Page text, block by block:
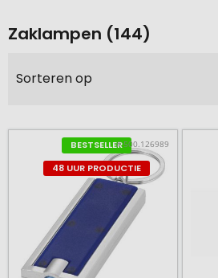
Zaklampen (144)
Sorteren op
BESTSELLER
48 UUR PRODUCTIE
# 500.126989